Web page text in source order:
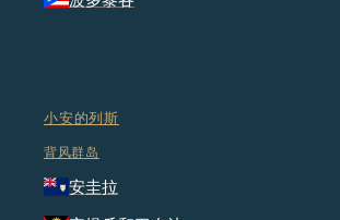
小安的列斯
背风群岛
安圭拉